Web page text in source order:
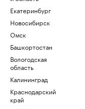
Екатеринбург
Новосибирск
Омск
Башкортостан
Вологодская
область
Калининград
Краснодарский
край